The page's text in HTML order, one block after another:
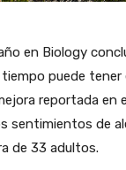
en Biology
puede
reportada en
sentimientos de
de 33 adultos.